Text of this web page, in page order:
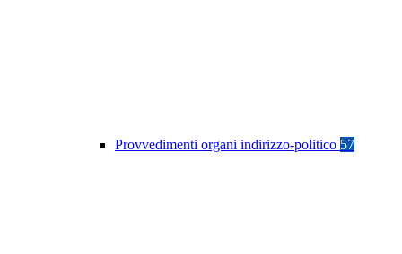
Provvedimenti organi indirizzo-politico 57